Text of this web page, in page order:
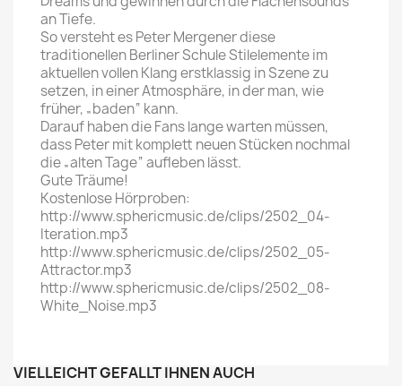
an Tiefe.
So versteht es Peter Mergener diese
traditionellen Berliner Schule Stilelemente im
aktuellen vollen Klang erstklassig in Szene zu
setzen, in einer Atmosphäre, in der man, wie
früher, „baden“ kann.
Darauf haben die Fans lange warten müssen,
dass Peter mit komplett neuen Stücken nochmal
die „alten Tage“ aufleben lässt.
Gute Träume!
Kostenlose Hörproben:
http://www.sphericmusic.de/clips/2502_04-
Iteration.mp3
http://www.sphericmusic.de/clips/2502_05-
Attractor.mp3
http://www.sphericmusic.de/clips/2502_08-
White_Noise.mp3
VIELLEICHT GEFÄLLT IHNEN AUCH